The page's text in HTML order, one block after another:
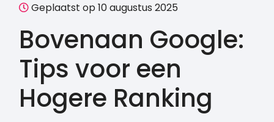
Geplaatst op 10 augustus 2025
Bovenaan Google:
Tips voor een
Hogere Ranking